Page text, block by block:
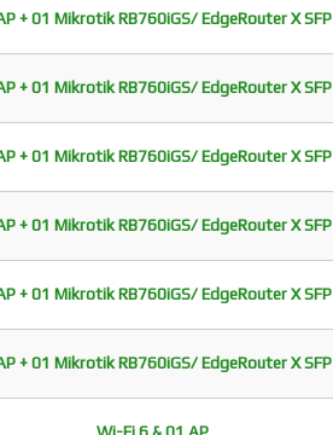
+ 01 Mikrotik RB760iGS/ EdgeRouter X SFP
+ 01 Mikrotik RB760iGS/ EdgeRouter X SFP
+ 01 Mikrotik RB760iGS/ EdgeRouter X SFP
+ 01 Mikrotik RB760iGS/ EdgeRouter X SFP
+ 01 Mikrotik RB760iGS/ EdgeRouter X SFP
+ 01 Mikrotik RB760iGS/ EdgeRouter X SFP
Wi-Fi 6 & 01 AP